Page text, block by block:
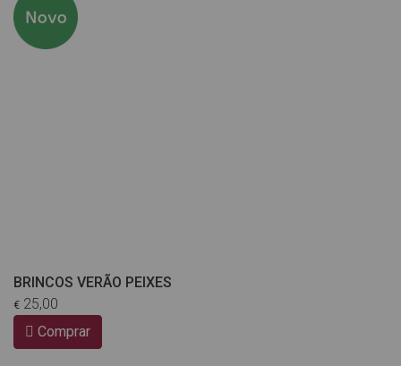
BRINCOS VERÃO PEIXES
€ 25,00
Comprar